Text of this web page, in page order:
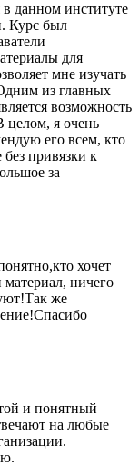
данном институте
Курс был
для
мне изучать
из главных
возможность
целом, я очень
его всем, кто
без привязки к
за
хочет
ничего
же
и понятный
на любые